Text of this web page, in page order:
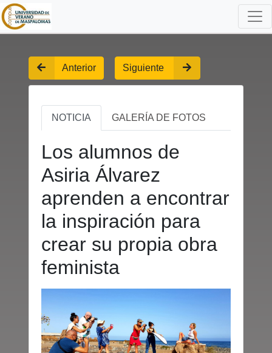
Anterior Siguiente
NOTICIA GALERÍA DE FOTOS
Los alumnos de
Asiria Álvarez
aprenden a encontrar
la inspiración para
crear su propia obra
feminista